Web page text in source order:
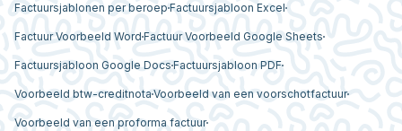
Factuursjablonen per beroep Factuursjabloon Excel
Factuur Voorbeeld Word Factuur Voorbeeld Google Sheets
Factuursjabloon Google Docs Factuursjabloon PDF
Voorbeeld btw-creditnota Voorbeeld van een voorschotfactuur
Voorbeeld van een proforma factuur